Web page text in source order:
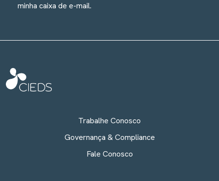
minha caixa de e-mail.
Trabalhe Conosco
Governança & Compliance
Fale Conosco